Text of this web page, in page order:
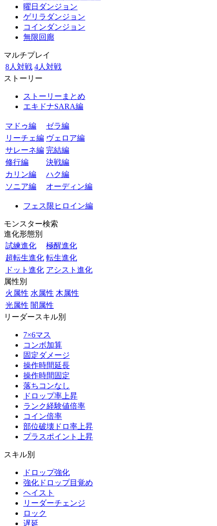
曜日ダンジョン
ゲリラダンジョン
コインダンジョン
無限回廊
マルチプレイ
8人対戦 4人対戦
ストーリー
ストーリーまとめ
エキドナSARA編
マドゥ編
ゼラ編
リーチェ編 ヴェロア編
サレーネ編 完結編
修行編
決戦編
カリン編
ハク編
ソニア編
オーディン編
フェス限ヒロイン編
モンスター検索
進化形態別
試練進化
極醒進化
超転生進化 転生進化
ドット進化 アシスト進化
属性別
火属性 水属性 木属性
光属性 闇属性
リーダースキル別
7×6マス
コンボ加算
固定ダメージ
操作時間延長
操作時間固定
落ちコンなし
ドロップ率上昇
ランク経験値倍率
コイン倍率
部位破壊ドロ率上昇
プラスポイント上昇
スキル別
ドロップ強化
強化ドロップ目覚め
ヘイスト
リーダーチェンジ
ロック
遅延